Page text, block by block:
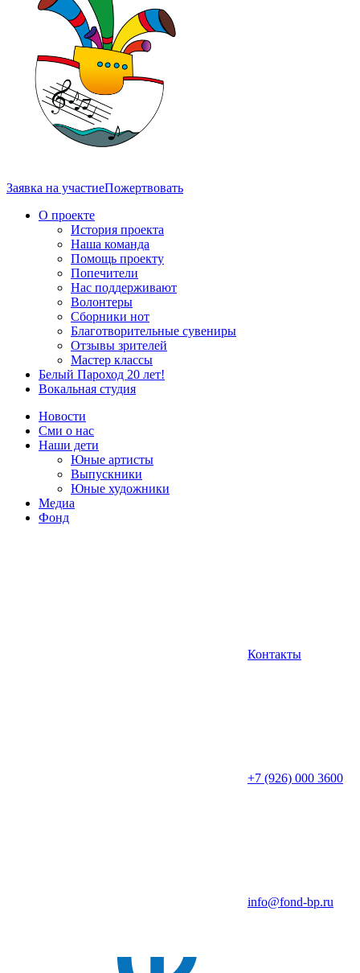
Заявка на участиеПожертвовать
О проекте
История проекта
Наша команда
Помощь проекту
Попечители
Нас поддерживают
Волонтеры
Сборники нот
Благотворительные сувениры
Отзывы зрителей
Мастер классы
Белый Пароход 20 лет!
Вокальная студия
Новости
Сми о нас
Наши дети
Юные артисты
Выпускники
Юные художники
Медиа
Фонд
Контакты
+7 (926) 000 3600
info@fond-bp.ru